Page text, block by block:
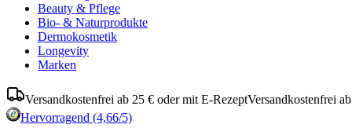
Beauty & Pflege
Bio- & Naturprodukte
Dermokosmetik
Longevity
Marken
Versandkostenfrei ab 25 € oder mit E-RezeptVersandkostenfrei
Hervorragend (4,66/5)